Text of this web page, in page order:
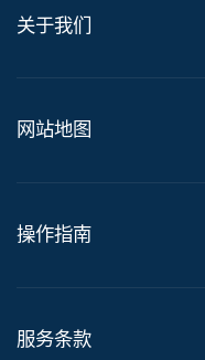
关于我们
网站地图
操作指南
服务条款